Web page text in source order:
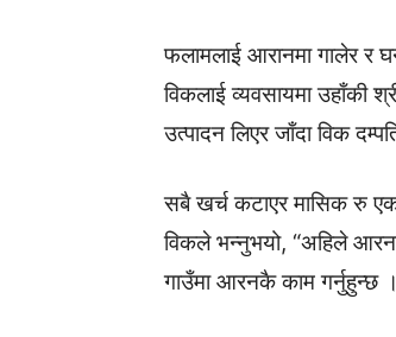
फलामलाई आरानमा गालेर र
विकलाई व्यवसायमा उहाँकी
उत्पादन लिएर जाँदा विक
सबै खर्च कटाएर मासिक रु एक
विकले भन्नुभयो, “अहिले
गाउँमा आरनकै काम गर्नुहुन्छ ।